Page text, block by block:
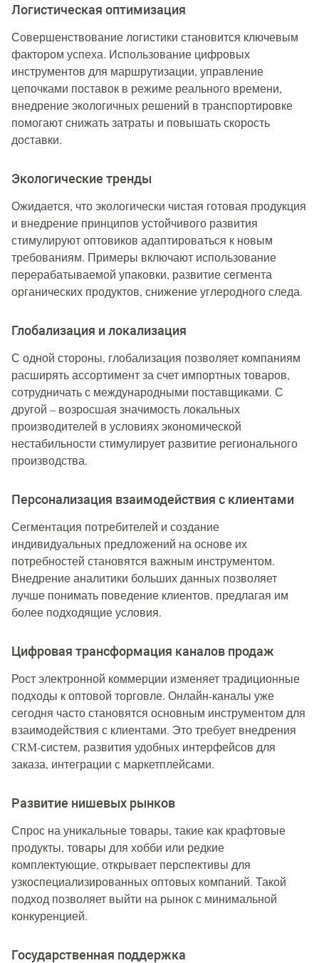
Логистическая оптимизация
Совершенствование логистики становится ключевым
фактором успеха. Использование цифровых
инструментов для маршрутизации, управление
цепочками поставок в режиме реального времени,
внедрение экологичных решений в транспортировке
помогают снижать затраты и повышать скорость
доставки.
Экологические тренды
Ожидается, что экологически чистая готовая продукция
и внедрение принципов устойчивого развития
стимулируют оптовиков адаптироваться к новым
требованиям. Примеры включают использование
перерабатываемой упаковки, развитие сегмента
органических продуктов, снижение углеродного следа.
Глобализация и локализация
С одной стороны, глобализация позволяет компаниям
расширять ассортимент за счет импортных товаров,
сотрудничать с международными поставщиками. С
другой – возросшая значимость локальных
производителей в условиях экономической
нестабильности стимулирует развитие регионального
производства.
Персонализация взаимодействия с клиентами
Сегментация потребителей и создание
индивидуальных предложений на основе их
потребностей становятся важным инструментом.
Внедрение аналитики больших данных позволяет
лучше понимать поведение клиентов, предлагая им
более подходящие условия.
Цифровая трансформация каналов продаж
Рост электронной коммерции изменяет традиционные
подходы к оптовой торговле. Онлайн-каналы уже
сегодня часто становятся основным инструментом для
взаимодействия с клиентами. Это требует внедрения
CRM-систем, развития удобных интерфейсов для
заказа, интеграции с маркетплейсами.
Развитие нишевых рынков
Спрос на уникальные товары, такие как крафтовые
продукты, товары для хобби или редкие
комплектующие, открывает перспективы для
узкоспециализированных оптовых компаний. Такой
подход позволяет выйти на рынок с минимальной
конкуренцией.
Государственная поддержка